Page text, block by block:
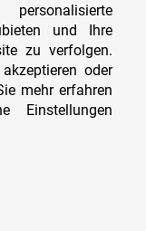
und Ihre
zu verfolgen.
oder
mehr erfahren
Einstellungen